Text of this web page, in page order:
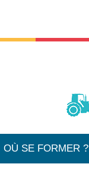
OÙ SE FORMER ?